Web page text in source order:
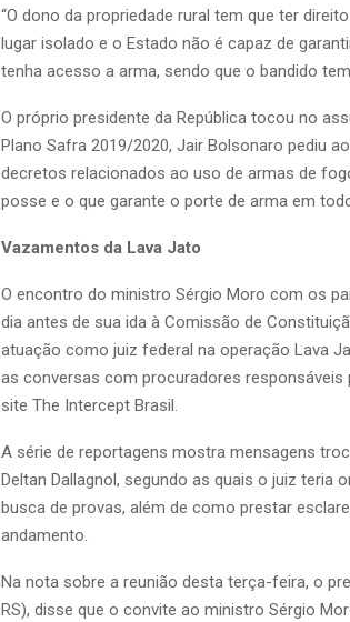
“O dono da propriedade rural tem que ter
lugar isolado e o Estado não é capaz de
tenha acesso a arma, sendo que o bandido
O próprio presidente da República tocou no
Plano Safra 2019/2020, Jair Bolsonaro pediu
decretos relacionados ao uso de armas de
posse e o que garante o porte de arma em
Vazamentos da Lava Jato
O encontro do ministro Sérgio Moro com os
dia antes de sua ida à Comissão de
atuação como juiz federal na operação Lava
as conversas com procuradores responsáveis
site The Intercept Brasil.
A série de reportagens mostra mensagens
Deltan Dallagnol, segundo as quais o juiz teria
busca de provas, além de como prestar
andamento.
Na nota sobre a reunião desta terça-feira, o
RS), disse que o convite ao ministro Sérgio